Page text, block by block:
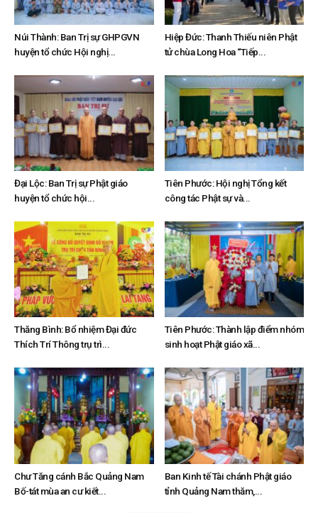
Núi Thành: Ban Trị sự GHPGVN
huyện tổ chức Hội nghị...
Hiệp Đức: Thanh Thiếu niên Phật
tử chùa Long Hoa “Tiếp...
Đại Lộc: Ban Trị sự Phật giáo
huyện tổ chức hội...
Tiên Phước: Hội nghị Tổng kết
công tác Phật sự và...
Thăng Bình: Bổ nhiệm Đại đức
Thích Trí Thông trụ trì...
Tiên Phước: Thành lập điểm nhóm
sinh hoạt Phật giáo xã...
Chư Tăng cánh Bắc Quảng Nam
Bố-tát mùa an cư kiết...
Ban Kinh tế Tài chánh Phật giáo
tỉnh Quảng Nam thăm,...